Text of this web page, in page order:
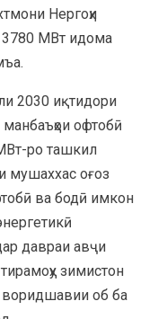
Нергоҳи
3780 МВт идома
2030 иқтидори
манбаъҳои офтобӣ
ро ташкил
мушаххас оғоз
ва бодӣ имкон
давраи авҷи
зимистон
воридшавии об ба